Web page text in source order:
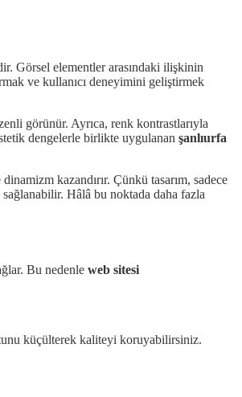
Görsel elementler arasındaki ilişkinin
ve kullanıcı deneyimini geliştirmek
görünür. Ayrıca, renk kontrastlarıyla
dengelerle birlikte uygulanan şanlıurfa
kazandırır. Çünkü tasarım, sadece
Hâlâ bu noktada daha fazla
Bu nedenle web sitesi
küçülterek kaliteyi koruyabilirsiniz.